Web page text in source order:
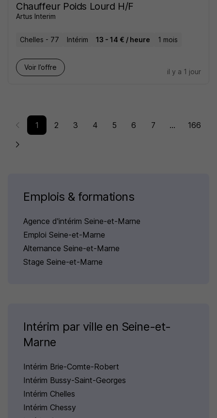
Chauffeur Poids Lourd H/F
Artus Interim
Chelles - 77 Intérim 13 - 14 € / heure 1 mois
Voir l’offre
il y a 1 jour
1 2 3 4 5 6 7 ... 166
Emplois & formations
Agence d'intérim Seine-et-Marne
Emploi Seine-et-Marne
Alternance Seine-et-Marne
Stage Seine-et-Marne
Intérim par ville en Seine-et-
Marne
Intérim Brie-Comte-Robert
Intérim Bussy-Saint-Georges
Intérim Chelles
Intérim Chessy